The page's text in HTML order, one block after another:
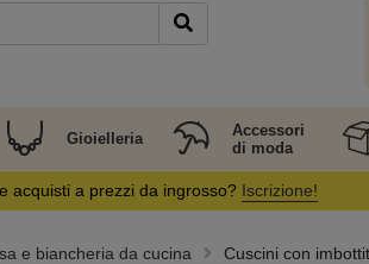
Gioielleria
Accessori
di moda
acquisti a prezzi da ingrosso? Iscrizione!
e biancheria da cucina Cuscini con